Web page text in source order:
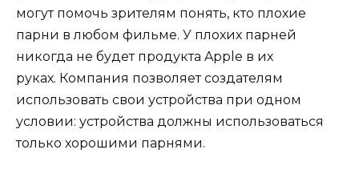
могут помочь зрителям понять, кто плохие
парни в любом фильме. У плохих парней
никогда не будет продукта Apple в их
руках. Компания позволяет создателям
использовать свои устройства при одном
условии: устройства должны использоваться
только хорошими парнями.